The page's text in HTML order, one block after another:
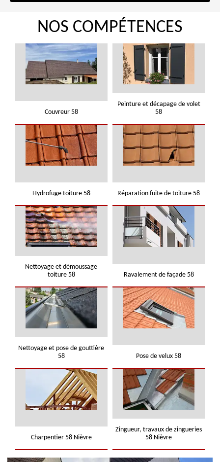
NOS COMPÉTENCES
Couvreur 58
Peinture et décapage de volet
58
Hydrofuge toiture 58 Réparation fuite de toiture 58
Nettoyage et démoussage
toiture 58
Ravalement de façade 58
Nettoyage et pose de gouttière
58
Pose de velux 58
Charpentier 58 Nièvre
Zingueur, travaux de zingueries
58 Nièvre